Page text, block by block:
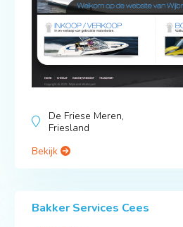
De Friese Meren,
Friesland
Bekijk
Bakker Services Cees